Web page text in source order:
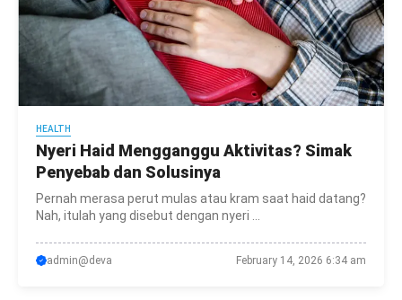
HEALTH
Nyeri Haid Mengganggu Aktivitas? Simak
Penyebab dan Solusinya
Pernah merasa perut mulas atau kram saat haid datang?
Nah, itulah yang disebut dengan nyeri ...
admin@deva February 14, 2026 6:34 am